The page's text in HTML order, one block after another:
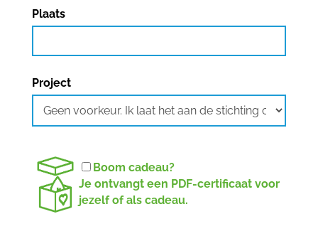
Plaats
Project
Boom cadeau?
Je ontvangt een PDF-certificaat voor
jezelf of als cadeau.